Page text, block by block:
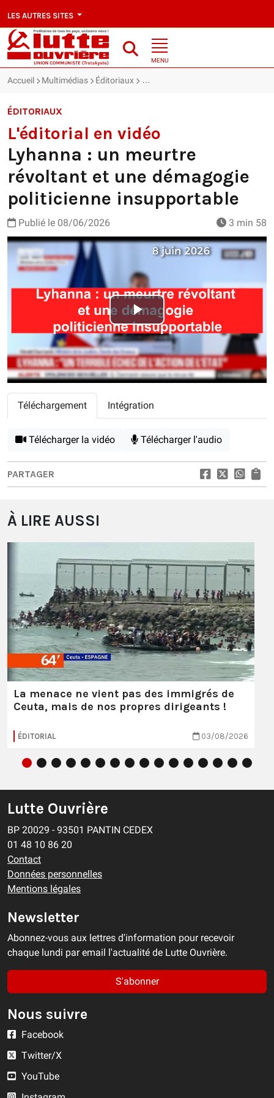
LES AUTRES SITES
MENU
Accueil Multimédias Éditoriaux L'éditorial en vidéo : Lyhanna : un
ÉDITORIAUX
L'éditorial en vidéo
Lyhanna : un meurtre
révoltant et une démagogie
politicienne insupportable
Publié le 08/06/2026 3 min 58
Play
Video
Téléchargement Intégration
Télécharger la vidéo Télécharger l'audio
PARTAGER
À LIRE AUSSI
La menace ne vient pas des immigrés de
Ceuta, mais de nos propres dirigeants !
ÉDITORIAL 03/08/2026
Lutte Ouvrière
BP 20029 - 93501 PANTIN CEDEX
01 48 10 86 20
Contact
Données personnelles
Mentions légales
Newsletter
Abonnez-vous aux lettres d'information pour recevoir
chaque lundi par email l'actualité de Lutte Ouvrière.
S'abonner
Nous suivre
Facebook
Twitter/X
YouTube